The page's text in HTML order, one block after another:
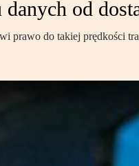
danych od
prawo do takiej prędkości